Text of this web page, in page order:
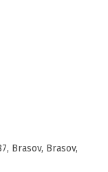
Brasov, Brasov,